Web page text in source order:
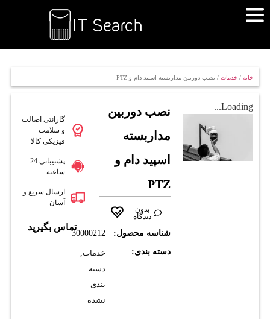
خانه/ خدمات/ نصب دوربين مداربسته اسپيد دام و PTZ
Loading...
نصب دوربين
مداربسته
اسپيد دام و
PTZ
بدون
دیدگاه
شناسه محصول: 30000212
دسته بندی: خدمات,
دسته
بندی
نشده
گارانتی اصالت
و سلامت
فیزیکی کالا
پشتیبانی 24
ساعته
ارسال سریع و
آسان
تماس بگیرید